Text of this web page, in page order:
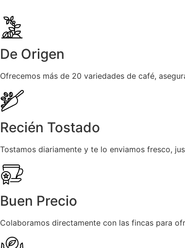
De Origen
Ofrecemos más de 20 variedades de café,
Recién Tostado
Tostamos diariamente y te lo enviamos fresco,
Buen Precio
Colaboramos directamente con las fincas para